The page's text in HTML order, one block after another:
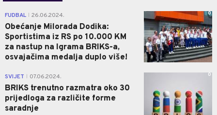
FUDBAL 26.06.2024.
Obećanje Milorada Dodika:
Sportistima iz RS po 10.000 KM
za nastup na Igrama BRIKS-a,
osvajačima medalja duplo više!
0
SVIJET 07.06.2024.
BRIKS trenutno razmatra oko 30
prijedloga za različite forme
saradnje
0